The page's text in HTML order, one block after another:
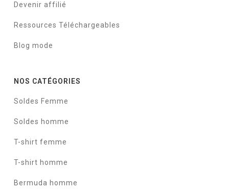
Devenir affilié
Ressources Téléchargeables
Blog mode
NOS CATÉGORIES
Soldes Femme
Soldes homme
T-shirt femme
T-shirt homme
Bermuda homme